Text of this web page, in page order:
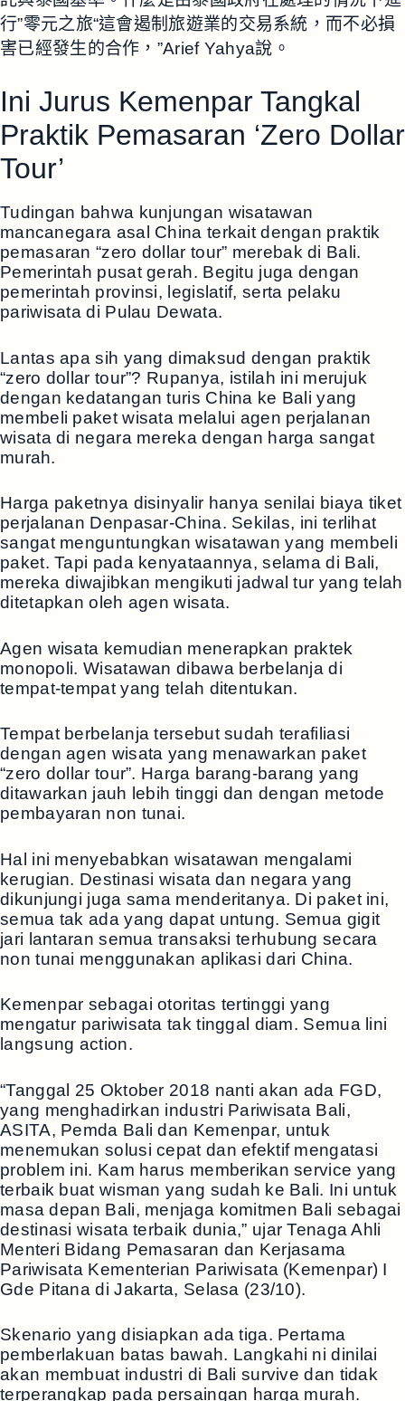
行”零元之旅“這會遏制旅遊業的交易系統，而不必損
害已經發生的合作，”Arief Yahya說。
Ini Jurus Kemenpar Tangkal
Praktik Pemasaran ‘Zero Dollar
Tour’
Tudingan bahwa kunjungan wisatawan
mancanegara asal China terkait dengan praktik
pemasaran “zero dollar tour” merebak di Bali.
Pemerintah pusat gerah. Begitu juga dengan
pemerintah provinsi, legislatif, serta pelaku
pariwisata di Pulau Dewata.
Lantas apa sih yang dimaksud dengan praktik
“zero dollar tour”? Rupanya, istilah ini merujuk
dengan kedatangan turis China ke Bali yang
membeli paket wisata melalui agen perjalanan
wisata di negara mereka dengan harga sangat
murah.
Harga paketnya disinyalir hanya senilai biaya tiket
perjalanan Denpasar-China. Sekilas, ini terlihat
sangat menguntungkan wisatawan yang membeli
paket. Tapi pada kenyataannya, selama di Bali,
mereka diwajibkan mengikuti jadwal tur yang telah
ditetapkan oleh agen wisata.
Agen wisata kemudian menerapkan praktek
monopoli. Wisatawan dibawa berbelanja di
tempat-tempat yang telah ditentukan.
Tempat berbelanja tersebut sudah terafiliasi
dengan agen wisata yang menawarkan paket
“zero dollar tour”. Harga barang-barang yang
ditawarkan jauh lebih tinggi dan dengan metode
pembayaran non tunai.
Hal ini menyebabkan wisatawan mengalami
kerugian. Destinasi wisata dan negara yang
dikunjungi juga sama menderitanya. Di paket ini,
semua tak ada yang dapat untung. Semua gigit
jari lantaran semua transaksi terhubung secara
non tunai menggunakan aplikasi dari China.
Kemenpar sebagai otoritas tertinggi yang
mengatur pariwisata tak tinggal diam. Semua lini
langsung action.
“Tanggal 25 Oktober 2018 nanti akan ada FGD,
yang menghadirkan industri Pariwisata Bali,
ASITA, Pemda Bali dan Kemenpar, untuk
menemukan solusi cepat dan efektif mengatasi
problem ini. Kam harus memberikan service yang
terbaik buat wisman yang sudah ke Bali. Ini untuk
masa depan Bali, menjaga komitmen Bali sebagai
destinasi wisata terbaik dunia,” ujar Tenaga Ahli
Menteri Bidang Pemasaran dan Kerjasama
Pariwisata Kementerian Pariwisata (Kemenpar) I
Gde Pitana di Jakarta, Selasa (23/10).
Skenario yang disiapkan ada tiga. Pertama
pemberlakuan batas bawah. Langkahi ni dinilai
akan membuat industri di Bali survive dan tidak
terperangkap pada persaingan harga murah.